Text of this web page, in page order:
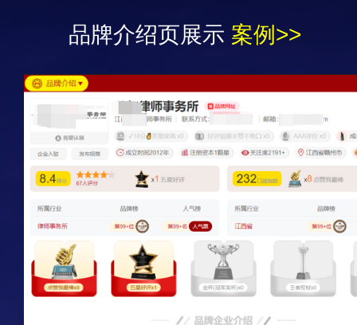
品牌介绍页展示 案例>>